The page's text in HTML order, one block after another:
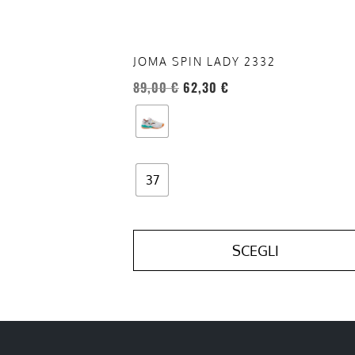
JOMA SPIN LADY 2332
89,00€ 62,30 €
37
SCEGLI
del
prodotto